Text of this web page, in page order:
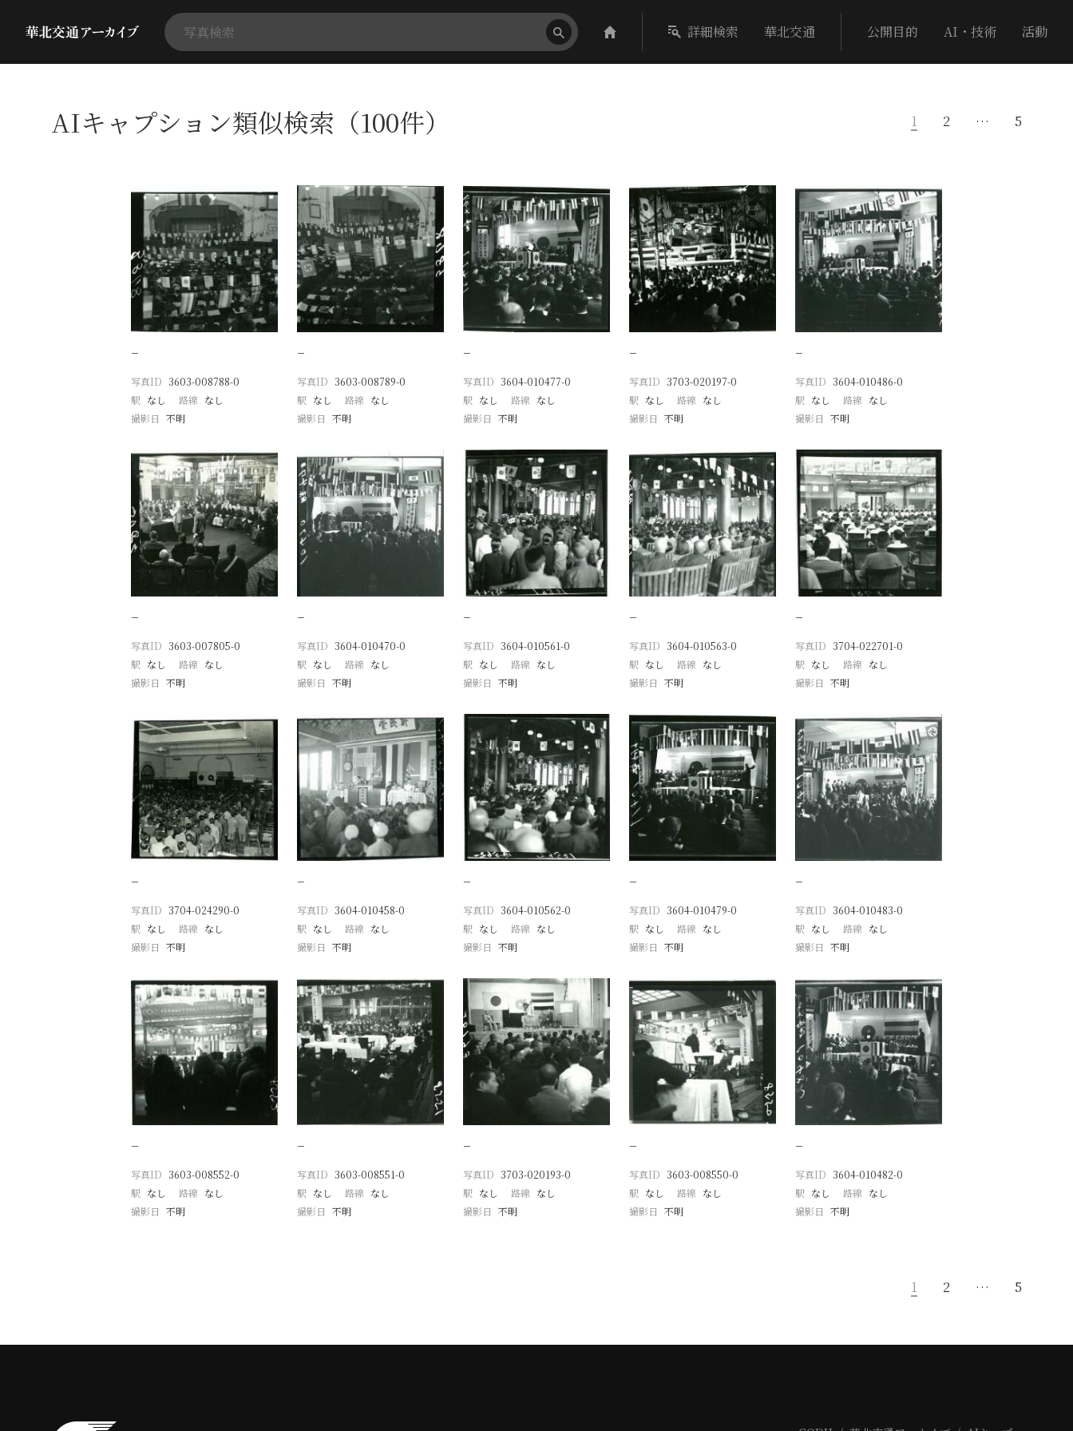
詳細検索 華北交通 公開目的 AI・技術 活動
AIキャプション類似検索（100件） 1 2 … 5
−
写真ID 3603-008788-0
駅 なし 路線 なし
撮影日 不明
−
写真ID 3603-008789-0
駅 なし 路線 なし
撮影日 不明
−
写真ID 3604-010477-0
駅 なし 路線 なし
撮影日 不明
−
写真ID 3703-020197-0
駅 なし 路線 なし
撮影日 不明
−
写真ID 3604-010486-0
駅 なし 路線 なし
撮影日 不明
−
写真ID 3603-007805-0
駅 なし 路線 なし
撮影日 不明
−
写真ID 3604-010470-0
駅 なし 路線 なし
撮影日 不明
−
写真ID 3604-010561-0
駅 なし 路線 なし
撮影日 不明
−
写真ID 3604-010563-0
駅 なし 路線 なし
撮影日 不明
−
写真ID 3704-022701-0
駅 なし 路線 なし
撮影日 不明
−
写真ID 3704-024290-0
駅 なし 路線 なし
撮影日 不明
−
写真ID 3604-010458-0
駅 なし 路線 なし
撮影日 不明
−
写真ID 3604-010562-0
駅 なし 路線 なし
撮影日 不明
−
写真ID 3604-010479-0
駅 なし 路線 なし
撮影日 不明
−
写真ID 3604-010483-0
駅 なし 路線 なし
撮影日 不明
−
写真ID 3603-008552-0
駅 なし 路線 なし
撮影日 不明
−
写真ID 3603-008551-0
駅 なし 路線 なし
撮影日 不明
−
写真ID 3703-020193-0
駅 なし 路線 なし
撮影日 不明
−
写真ID 3603-008550-0
駅 なし 路線 なし
撮影日 不明
−
写真ID 3604-010482-0
駅 なし 路線 なし
撮影日 不明
1 2 … 5